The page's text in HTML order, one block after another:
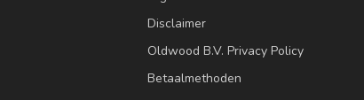
Disclaimer
Oldwood B.V. Privacy Policy
Betaalmethoden